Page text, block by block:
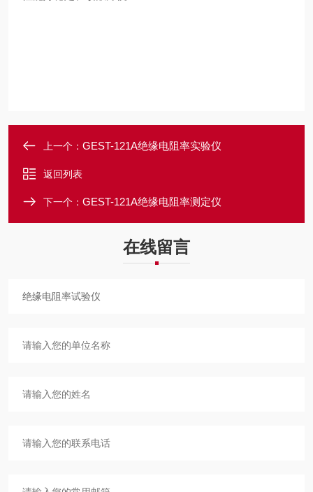
上一个： GEST-121A绝缘电阻率实验仪
返回列表
下一个： GEST-121A绝缘电阻率测定仪
在线留言